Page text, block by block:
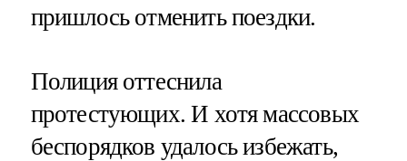
пришлось отменить поездки.
Полиция оттеснила
протестующих. И хотя массовых
беспорядков удалось избежать,